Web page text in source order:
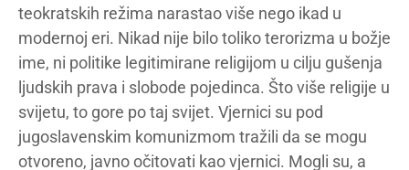
teokratskih režima narastao više nego ikad u
modernoj eri. Nikad nije bilo toliko terorizma u božje
ime, ni politike legitimirane religijom u cilju gušenja
ljudskih prava i slobode pojedinca. Što više religije u
svijetu, to gore po taj svijet. Vjernici su pod
jugoslavenskim komunizmom tražili da se mogu
otvoreno, javno očitovati kao vjernici. Mogli su, a